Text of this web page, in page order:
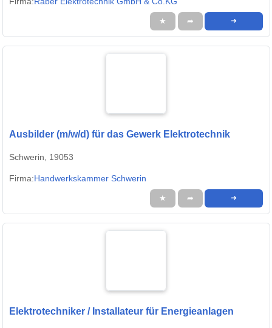
★ ➦ ➜
Ausbilder (m/w/d) für das Gewerk Elektrotechnik
Schwerin, 19053
Firma:Handwerkskammer Schwerin
★ ➦ ➜
Elektrotechniker / Installateur für Energieanlagen